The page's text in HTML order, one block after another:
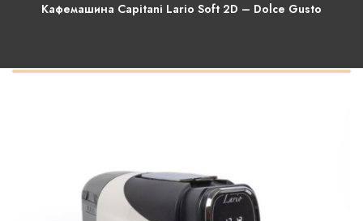
Кафемашина Capitani Lario Soft 2D – Dolce Gusto